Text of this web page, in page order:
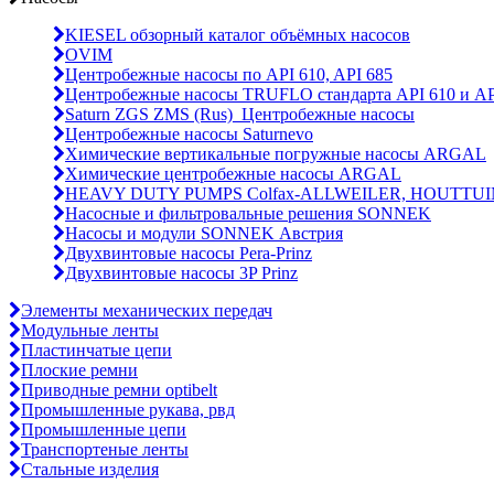
KIESEL обзорный каталог объёмных насосов
OVIM
Центробежные насосы по API 610, API 685
Центробежные насосы TRUFLO стандарта API 610 и
Saturn ZGS ZMS (Rus)_Центробежные насосы
Центробежные насосы Saturnevo
Химические вертикальные погружные насосы ARGAL
Химические центробежные насосы ARGAL
HEAVY DUTY PUMPS Colfax-ALLWEILER,
Насосные и фильтровальные решения SONNEK
Насосы и модули SONNEK Австрия
Двухвинтовые насосы Pera-Prinz
Двухвинтовые насосы 3P Prinz
Элементы механических передач
Модульные ленты
Пластинчатые цепи
Плоские ремни
Приводные ремни optibelt
Промышленные рукава, рвд
Промышленные цепи
Транспортеные ленты
Стальные изделия